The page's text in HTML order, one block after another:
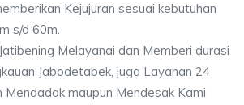
Kejujuran sesuai kebutuhan
s/d 60m.
Melayanai dan Memberi durasi
Jabodetabek, juga Layanan 24
Mendadak maupun Mendesak Kami